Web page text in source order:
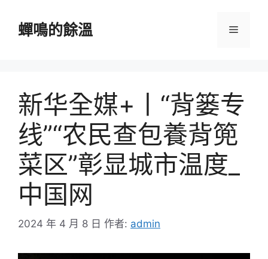
蟬鳴的餘溫 選
新华全媒+丨“背篓专
线”“农民查包養背篼
菜区”彰显城市温度_
中国网
2024 年 4 月 8 日 作者: admin